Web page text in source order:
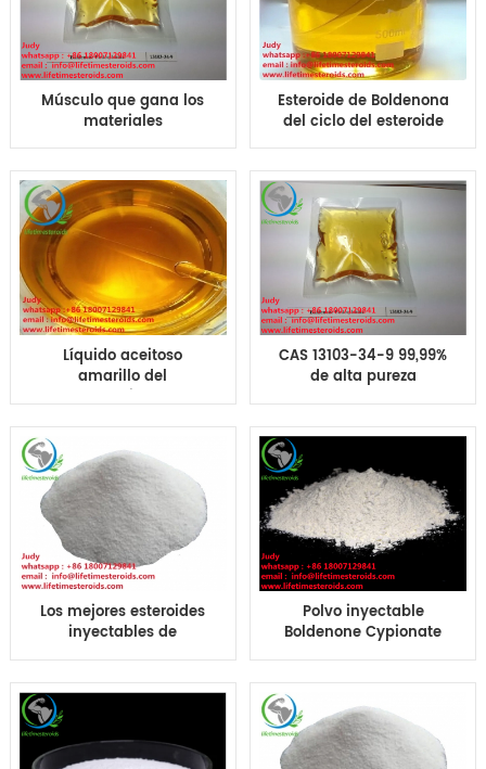
Músculo que gana los
materiales
farmacéuticos del EQ
contrapeso para los
aumentos CAS 13103-
34-9 del músculo
Esteroide de Boldenona
del ciclo del esteroide
del corte del ciclo de
Boldenone
Undecylenate
Líquido aceitoso
amarillo del
levantamiento de
Undecylenate para el
levantamiento de
pesas
CAS 13103-34-9 99,99%
de alta pureza
Contrapeso
Los mejores esteroides
inyectables de
anabólicas de CAS
Polvo inyectable
Boldenone Cypionate
farmacéuticos para el
levantamiento de
pesas